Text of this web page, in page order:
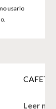
usarlo
Leer